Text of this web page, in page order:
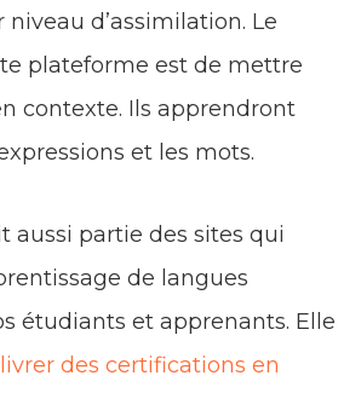
niveau d’assimilation. Le
plateforme est de mettre
contexte. Ils apprendront
et les mots.
aussi partie des sites qui
de langues
étudiants et apprenants. Elle
des certifications en